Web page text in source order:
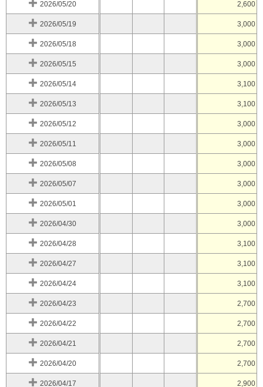
2026/05/20 2,600
2026/05/19 3,000
2026/05/18 3,000
2026/05/15 3,000
2026/05/14 3,100
2026/05/13 3,100
2026/05/12 3,000
2026/05/11 3,000
2026/05/08 3,000
2026/05/07 3,000
2026/05/01 3,000
2026/04/30 3,000
2026/04/28 3,100
2026/04/27 3,100
2026/04/24 3,100
2026/04/23 2,700
2026/04/22 2,700
2026/04/21 2,700
2026/04/20 2,700
2026/04/17 2,900